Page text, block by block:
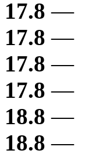
17.8 —
17.8 —
17.8 —
17.8 —
18.8 —
18.8 —